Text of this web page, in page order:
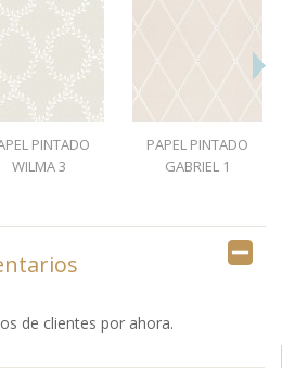
PINTADO
WILMA 3
PAPEL PINTADO
GABRIEL 1
de clientes por ahora.